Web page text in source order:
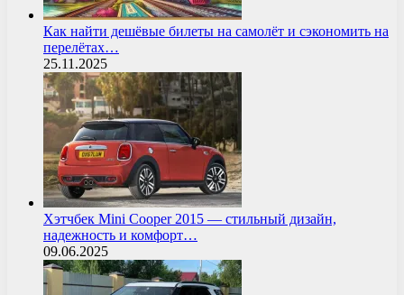
Как найти дешёвые билеты на самолёт и сэкономить на
перелётах…
25.11.2025
Хэтчбек Mini Cooper 2015 — стильный дизайн,
надежность и комфорт…
09.06.2025